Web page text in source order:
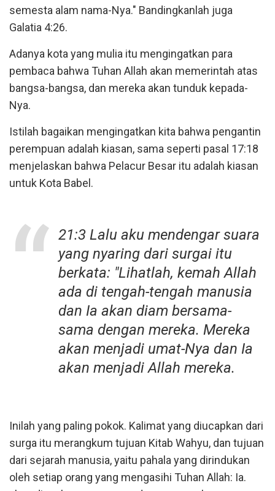
semesta alam nama-Nya." Bandingkanlah juga
Galatia 4:26.
Adanya kota yang mulia itu mengingatkan para
pembaca bahwa Tuhan Allah akan memerintah atas
bangsa-bangsa, dan mereka akan tunduk kepada-
Nya.
Istilah bagaikan mengingatkan kita bahwa pengantin
perempuan adalah kiasan, sama seperti pasal 17:18
menjelaskan bahwa Pelacur Besar itu adalah kiasan
untuk Kota Babel.
21:3 Lalu aku mendengar suara
yang nyaring dari surgai itu
berkata: "Lihatlah, kemah Allah
ada di tengah-tengah manusia
dan Ia akan diam bersama-
sama dengan mereka. Mereka
akan menjadi umat-Nya dan Ia
akan menjadi Allah mereka.
Inilah yang paling pokok. Kalimat yang diucapkan dari
surga itu merangkum tujuan Kitab Wahyu, dan tujuan
dari sejarah manusia, yaitu pahala yang dirindukan
oleh setiap orang yang mengasihi Tuhan Allah: Ia.